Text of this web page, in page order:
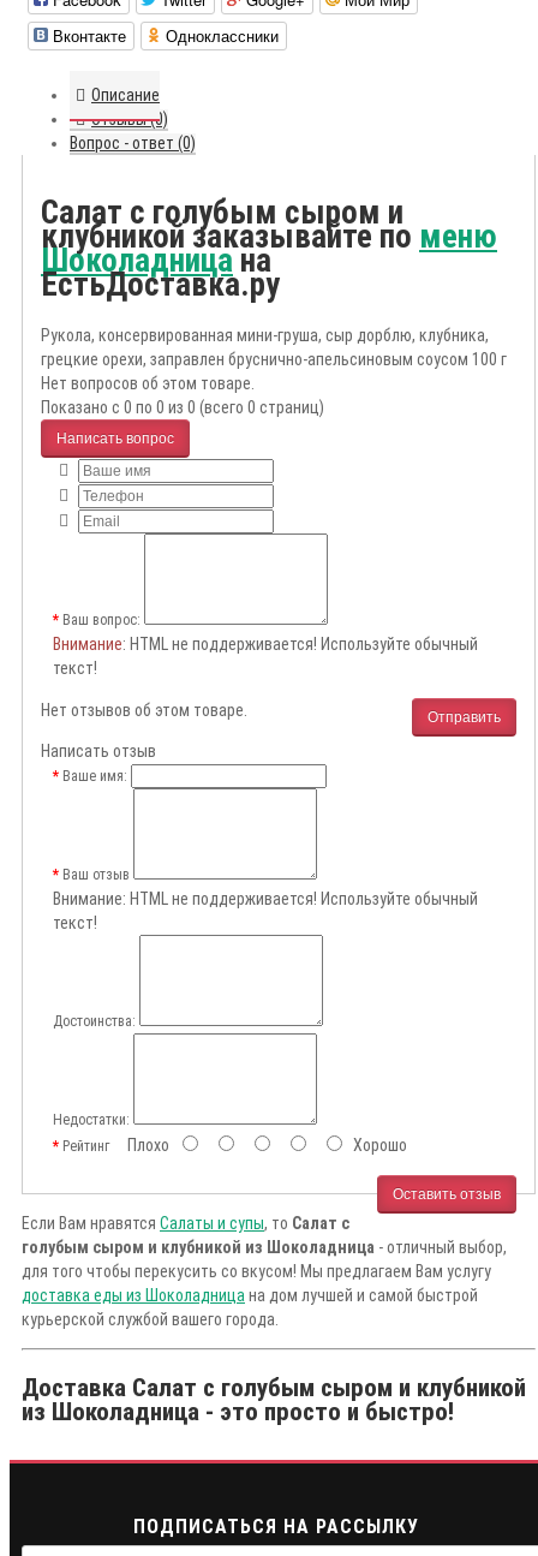
Вконтакте
Одноклассники
Описание
Отзывы (0)
Вопрос - ответ (0)
Салат с голубым сыром и
клубникой заказывайте по меню
Шоколадницана
ЕстьДоставка.ру
Рукола, консервированная мини-груша, сыр дорблю, клубника,
грецкие орехи, заправлен бруснично-апельсиновым соусом 100 г
Нет вопросов об этом товаре.
Показано с 0 по 0 из 0 (всего 0 страниц)
Написать вопрос
Ваш вопрос:
Внимание: HTML не поддерживается! Используйте обычный
текст!
Отправить
Нет отзывов об этом товаре.
Написать отзыв
Ваше имя:
Ваш отзыв
Внимание: HTML не поддерживается! Используйте обычный
текст!
Достоинства:
Недостатки:
РейтингПлохо Хорошо
Оставить отзыв
Если Вам нравятся Салаты и супы, то Салат с
голубым сыром и клубникой из Шоколадница - отличный выбор,
для того чтобы перекусить со вкусом! Мы предлагаем Вам услугу
доставка еды из Шоколадница на дом лучшей и самой быстрой
курьерской службой вашего города.
Доставка Салат с голубым сыром и клубникой
из Шоколадница - это просто и быстро!
ПОДПИСАТЬСЯ НА РАССЫЛКУ